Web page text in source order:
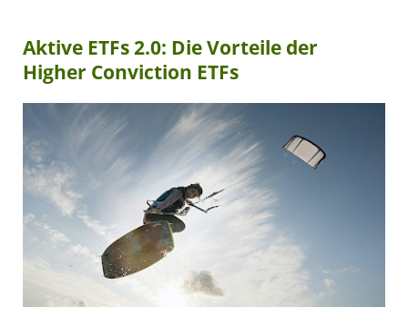
Aktive ETFs 2.0: Die Vorteile der
Higher Conviction ETFs